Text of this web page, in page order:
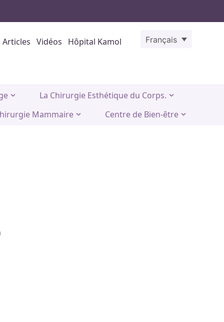
Articles Vidéos Hôpital Kamol Français
La Chirurgie Esthétique du Corps.
Mammaire
Centre de Bien-être